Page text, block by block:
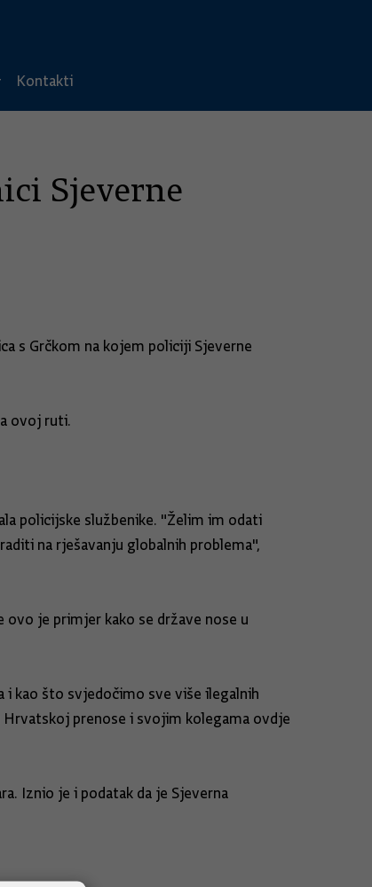
Kontakti
Sjeverne
s Grčkom na kojem policiji Sjeverne
ovoj ruti.
policijske službenike. "Želim im odati
na rješavanju globalnih problema",
ovo je primjer kako se države nose u
kao što svjedočimo sve više ilegalnih
prenose i svojim kolegama ovdje
Iznio je i podatak da je Sjeverna